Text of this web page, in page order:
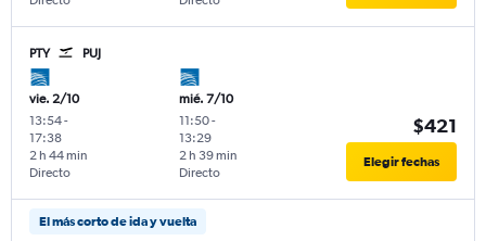
PTY PUJ
vie. 2/10
13:54-
17:38
Directo
2 h 44 min
mié. 7/10
11:50-
13:29
Directo
2 h 39 min
$421
Elegir fechas
El más corto de ida y vuelta